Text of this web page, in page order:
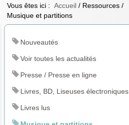
Vous êtes ici : Accueil / Ressources /
Musique et partitions
Nouveautés
Voir toutes les actualités
Presse / Presse en ligne
Livres, BD, Liseuses électroniques
Livres lus